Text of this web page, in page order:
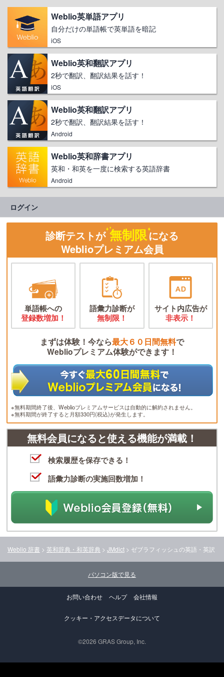
Weblio英単語アプリ
自分だけの単語帳で英単語を暗記
iOS
Weblio英和翻訳アプリ
2秒で翻訳、翻訳結果を話す！
iOS
Weblio英和翻訳アプリ
2秒で翻訳、翻訳結果を話す！
Android
Weblio英和辞書アプリ
英和・和英を一度に検索する英語辞書
Android
ログイン
診断テストが 無制限になる
Weblioプレミアム会員
単語帳への
登録数増加！
語彙力診断が
無制限！
サイト内広告が
非表示！
まずは体験！今なら最大６０日間無料で
Weblioプレミアム体験ができます！
※無料期間終了後、Weblioプレミアムサービスは自動的に解約されません。
※無料期間が終了すると月額330円(税込)が発生します。
無料会員になると使える機能が満載！
検索履歴を保存できる！
語彙力診断の実施回数増加！
Weblio 辞書 > 英和辞典・和英辞典 > JMdict > ゼブラフィッシュ の英語・英訳
パソコン版で見る
お問い合わせ ヘルプ 会社情報
クッキー・アクセスデータについて
©2026 GRAS Group, Inc.